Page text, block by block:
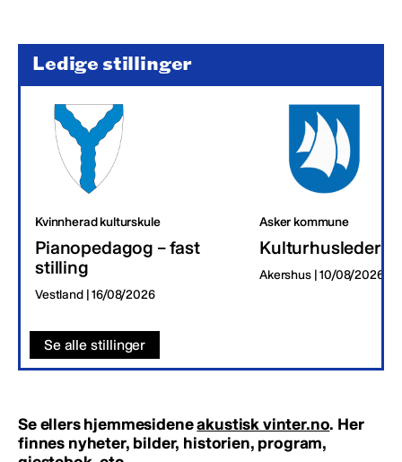
Ledige stillinger
Kvinnherad kulturskule
Pianopedagog – fast
stilling
Vestland | 16/08/2026
Asker kommune
Kulturhusleder
Akershus | 10/08/2026
Se alle stillinger
Se ellers hjemmesideneakustisk vinter.no. Her
finnes nyheter, bilder, historien, program,